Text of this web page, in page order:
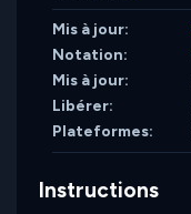
Mis à jour:
Notation:
Mis à jour:
Libérer:
Plateformes:
Instructions